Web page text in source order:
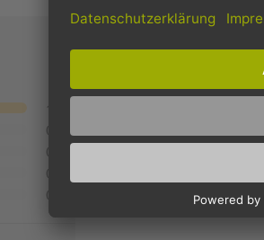
1
0
0
0
0
SIE BEWERTEN:
1 star2 stars3 stars4 stars5 stars
Name: